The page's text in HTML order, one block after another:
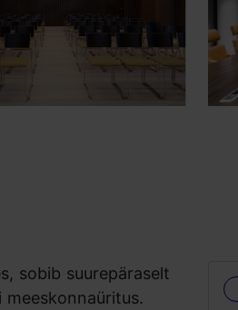
sobib suurepäraselt